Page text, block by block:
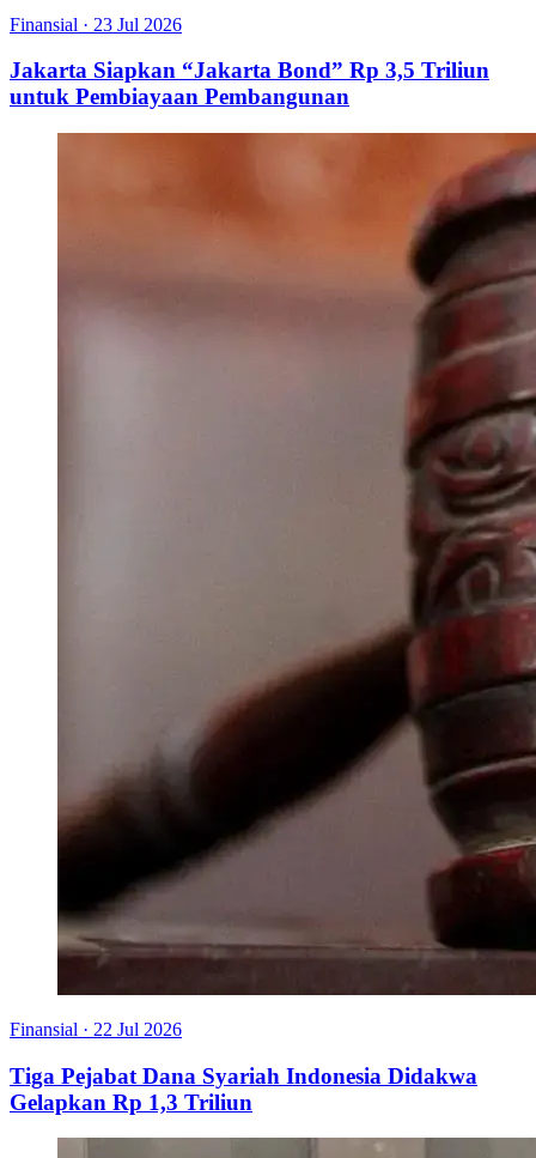
Finansial · 23 Jul 2026
Jakarta Siapkan “Jakarta Bond” Rp 3,5 Triliun
untuk Pembiayaan Pembangunan
Finansial · 22 Jul 2026
Tiga Pejabat Dana Syariah Indonesia Didakwa
Gelapkan Rp 1,3 Triliun